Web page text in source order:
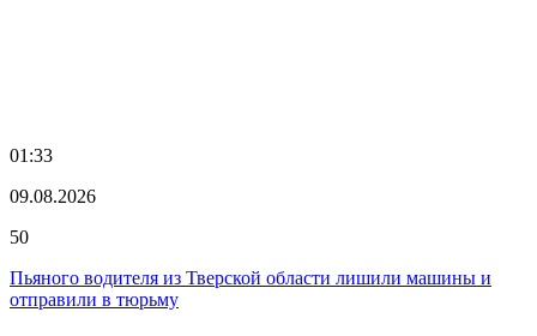
01:33
09.08.2026
50
Пьяного водителя из Тверской области лишили машины и
отправили в тюрьму